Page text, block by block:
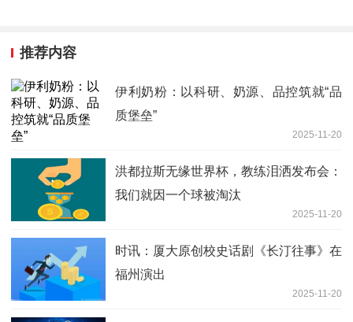
推荐内容
伊利奶粉：以科研、奶源、品控筑就“品
质堡垒”
2025-11-20
洪都拉斯无缘世界杯，教练泪洒发布会：
我们就因一个球被淘汰
2025-11-20
时讯：厦大原创校史话剧《长汀往事》在
福州演出
2025-11-20